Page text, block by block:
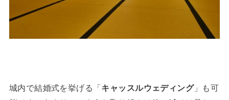
城内で結婚式を挙げる「キャッスルウェディング」も可